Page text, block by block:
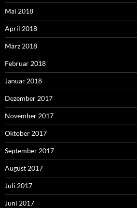
Mai 2018
April 2018
März 2018
Februar 2018
Januar 2018
Dezember 2017
November 2017
Oktober 2017
September 2017
August 2017
Juli 2017
Juni 2017